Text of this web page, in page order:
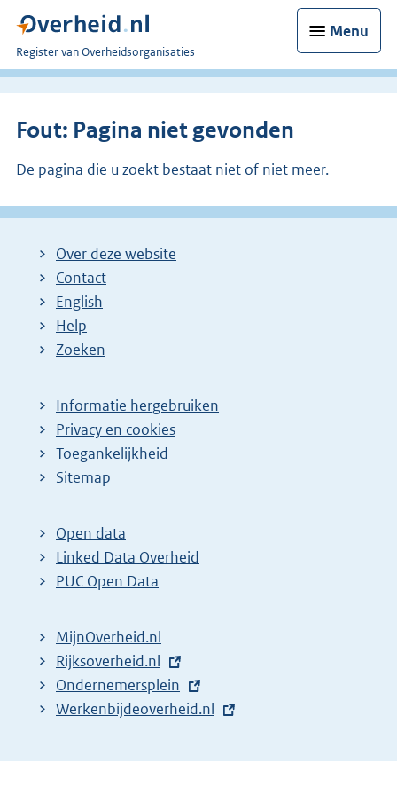
Menu
U
bent
Register van Overheidsorganisaties
Fout: Pagina niet gevonden
De pagina die u zoekt bestaat niet of niet meer.
Over deze website
Contact
English
Help
Zoeken
Informatie hergebruiken
Privacy en cookies
Toegankelijkheid
Sitemap
Open data
Linked Data Overheid
PUC Open Data
MijnOverheid.nl
E
x
t
r
Rijksoverheid.nl
E
x
e
Ondernemersplein
E
t
Werkenbijdeoverheid.nl